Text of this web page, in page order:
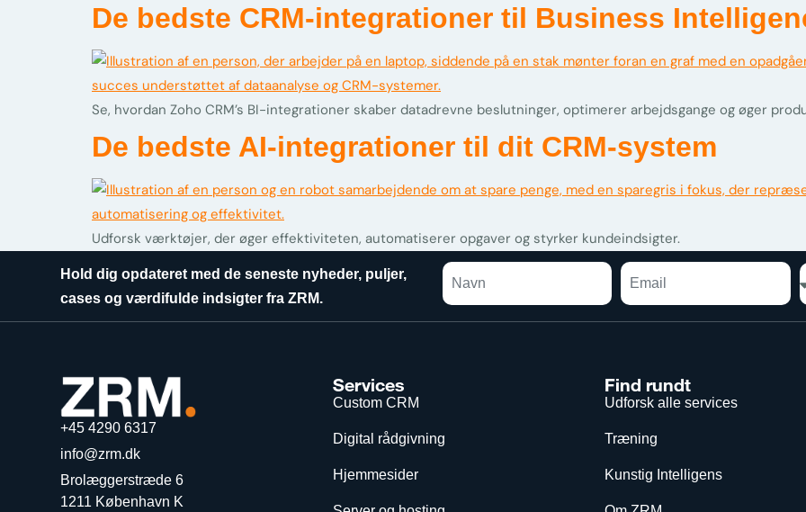
De bedste CRM-integrationer til Business
Se, hvordan Zoho CRM’s BI-integrationer skaber datadrevne beslutninger, optimerer arbejdsgange og øger
De bedste AI-integrationer til dit CRM-system
Udforsk værktøjer, der øger effektiviteten, automatiserer opgaver og styrker kundeindsigter.
Hold dig opdateret med de seneste nyheder, puljer,
cases og værdifulde indsigter fra ZRM.
+45 4290 6317
info@zrm.dk
Brolæggerstræde 6
1211 København K
Services
Custom CRM
Digital rådgivning
Hjemmesider
Find rundt
Udforsk alle services
Træning
Kunstig Intelligens